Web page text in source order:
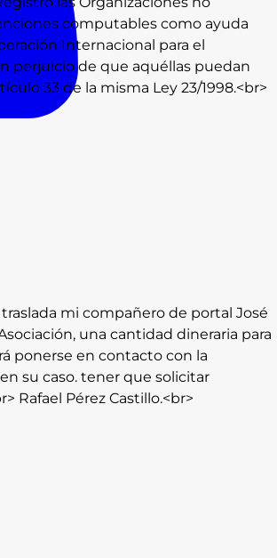
computables como ayuda
Internacional para el
perjuicio de que aquéllas puedan
33 de la misma Ley 23/1998.<br>
mi compañero de portal José
una cantidad dineraria para
ponerse en contacto con la
su caso. tener que solicitar
Rafael Pérez Castillo.<br>